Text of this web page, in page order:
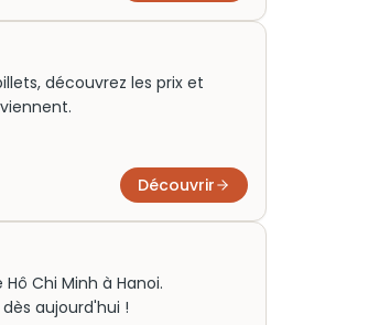
découvrez les prix et
Découvrir
Chi Minh à Hanoi.
aujourd'hui !